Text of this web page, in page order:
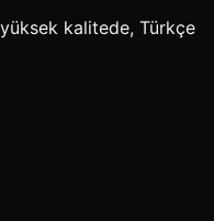
kalitede, Türkçe